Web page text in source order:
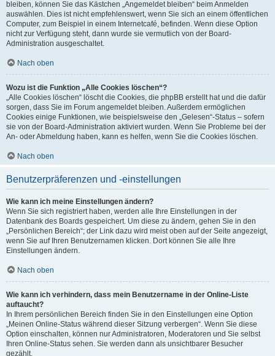
bleiben, können Sie das Kästchen „Angemeldet bleiben“ beim Anmelden
auswählen. Dies ist nicht empfehlenswert, wenn Sie sich an einem öffentlichen
Computer, zum Beispiel in einem Internetcafé, befinden. Wenn diese Option
nicht zur Verfügung steht, dann wurde sie vermutlich von der Board-
Administration ausgeschaltet.
Nach oben
Wozu ist die Funktion „Alle Cookies löschen“?
„Alle Cookies löschen“ löscht die Cookies, die phpBB erstellt hat und die dafür
sorgen, dass Sie im Forum angemeldet bleiben. Außerdem ermöglichen
Cookies einige Funktionen, wie beispielsweise den „Gelesen“-Status – sofern
sie von der Board-Administration aktiviert wurden. Wenn Sie Probleme bei der
An- oder Abmeldung haben, kann es helfen, wenn Sie die Cookies löschen.
Nach oben
Benutzerpräferenzen und -einstellungen
Wie kann ich meine Einstellungen ändern?
Wenn Sie sich registriert haben, werden alle Ihre Einstellungen in der
Datenbank des Boards gespeichert. Um diese zu ändern, gehen Sie in den
„Persönlichen Bereich“; der Link dazu wird meist oben auf der Seite angezeigt,
wenn Sie auf Ihren Benutzernamen klicken. Dort können Sie alle Ihre
Einstellungen ändern.
Nach oben
Wie kann ich verhindern, dass mein Benutzername in der Online-Liste
auftaucht?
In Ihrem persönlichen Bereich finden Sie in den Einstellungen eine Option
„Meinen Online-Status während dieser Sitzung verbergen“. Wenn Sie diese
Option einschalten, können nur Administratoren, Moderatoren und Sie selbst
Ihren Online-Status sehen. Sie werden dann als unsichtbarer Besucher
gezählt.